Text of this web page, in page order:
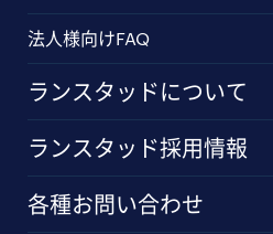
法人様向けFAQ
ランスタッドについて
ランスタッド採用情報
各種お問い合わせ